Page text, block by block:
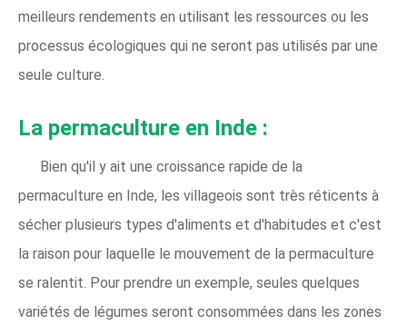
meilleurs rendements en utilisant les ressources ou les
processus écologiques qui ne seront pas utilisés par une
seule culture.
La permaculture en Inde :
Bien qu'il y ait une croissance rapide de la
permaculture en Inde, les villageois sont très réticents à
sécher plusieurs types d'aliments et d'habitudes et c'est
la raison pour laquelle le mouvement de la permaculture
se ralentit. Pour prendre un exemple, seules quelques
variétés de légumes seront consommées dans les zones